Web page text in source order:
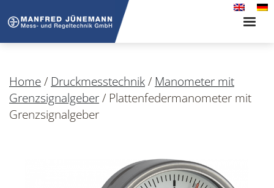
Toggle
Home/ Druckmesstechnik/ Manometer mit
Grenzsignalgeber/ Plattenfedermanometer mit
Grenzsignalgeber